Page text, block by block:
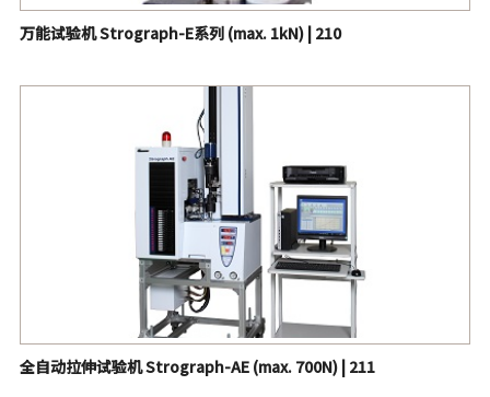
硫化气泡点测试仪 | 642
万能试验机 Strograph-E系列 (max. 1kN) | 210
全自动拉伸试验机 Strograph-AE (max. 700N) | 211